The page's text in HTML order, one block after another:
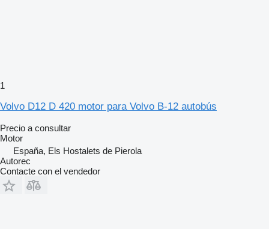
1
Volvo D12 D 420 motor para Volvo B-12 autobús
Precio a consultar
Motor
España, Els Hostalets de Pierola
Autorec
Contacte con el vendedor